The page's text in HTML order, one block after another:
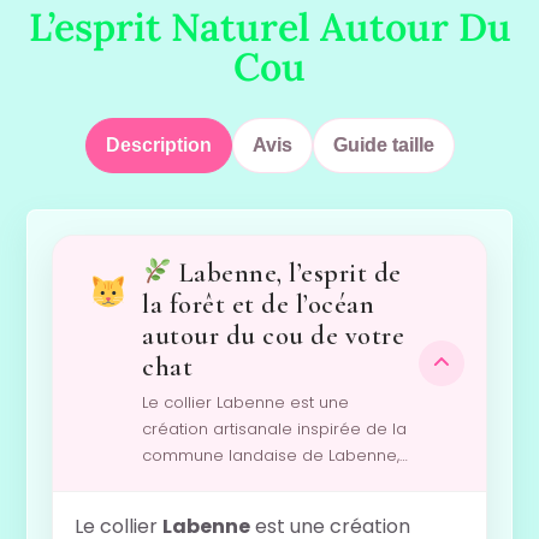
L’esprit Naturel Autour Du
Cou
Description Avis Guide taille
Labenne, l’esprit de
la forêt et de l’océan
autour du cou de votre
chat
Le collier Labenne est une
création artisanale inspirée de la
commune landaise de Labenne,…
Le collier Labenneest une création